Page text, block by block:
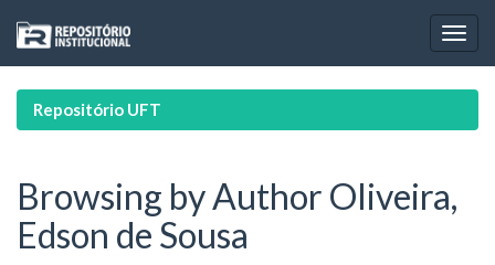
navigation
Repositório UFT
Browsing by Author Oliveira,
Edson de Sousa